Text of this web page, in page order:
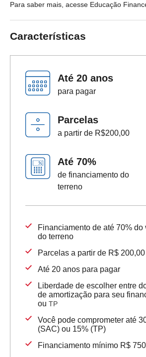
SEPARAMOS PARA VOCÊ
Antecipação
renda
Explica
Para saber mais, acesse Educação
Características
Até 20 anos
para pagar
Parcelas
a partir de R$200,00
Até 70%
de financiamento do
terreno
Financiamento de até 70%
do terreno
Parcelas a partir de R$ 200,00
Até 20 anos para pagar
Liberdade de escolher entre
de amortização para seu
ou TP
Você pode comprometer até
(SAC) ou 15% (TP)
Financiamento mínimo R$ 750